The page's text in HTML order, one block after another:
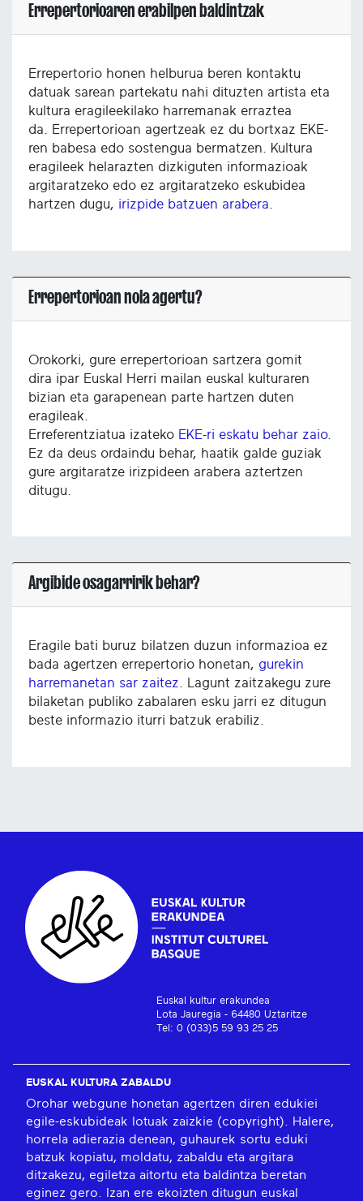
Errepertorioaren erabilpen baldintzak
Errepertorio honen helburua beren kontaktu
datuak sarean partekatu nahi dituzten artista eta
kultura eragileekilako harremanak erraztea
da. Errepertorioan agertzeak ez du bortxaz EKE-
ren babesa edo sostengua bermatzen. Kultura
eragileek helarazten dizkiguten informazioak
argitaratzeko edo ez argitaratzeko eskubidea
hartzen dugu, irizpide batzuen arabera
Errepertorioan nola agertu?
Orokorki, gure errepertorioan sartzera gomit
dira ipar Euskal Herri mailan euskal kulturaren
bizian eta garapenean parte hartzen duten
eragileak.
Erreferentziatua izateko EKE-ri eskatu behar zaio.
Ez da deus ordaindu behar, haatik galde guziak
gure argitaratze irizpideen arabera aztertzen
ditugu.
Argibide osagarririk behar?
Eragile bati buruz bilatzen duzun informazioa ez
bada agertzen errepertorio honetan, gurekin
harremanetan sar zaitez . Lagunt zaitzakegu zure
bilaketan publiko zabalaren esku jarri ez ditugun
beste informazio iturri batzuk erabiliz.
Euskal kultur erakundea
Lota Jauregia - 64480 Uztaritze
Tel: 0 (033)5 59 93 25 25
EUSKAL KULTURA ZABALDU
Orohar webgune honetan agertzen diren edukiei
egile-eskubideak lotuak zaizkie (copyright). Halere,
horrela adierazia denean, guhaurek sortu eduki
batzuk kopiatu, moldatu, zabaldu eta argitara
ditzakezu, egiletza aitortu eta baldintza beretan
eginez gero. Izan ere ekoizten ditugun euskal